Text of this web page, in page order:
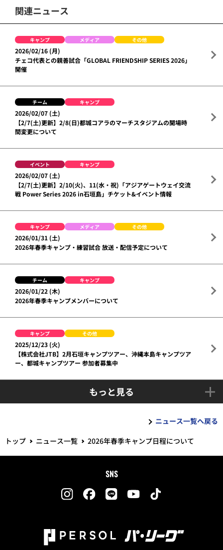
関連ニュース
キャンプ メディア その他
2026/02/16 (月)
チェコ代表との親善試合「GLOBAL FRIENDSHIP SERIES 2026」
開催
チーム キャンプ
2026/02/07 (土)
【2/7(土)更新】2/8(日)都城コアラのマーチスタジアムの開場時
間変更について
イベント キャンプ
2026/02/07 (土)
【2/7(土)更新】2/10(火)、11(水・祝)「アジアゲートウェイ交流
戦 Power Series 2026 in石垣島」チケット&イベント情報
キャンプ メディア その他
2026/01/31 (土)
2026年春季キャンプ・練習試合 放送・配信予定について
チーム キャンプ
2026/01/22 (木)
2026年春季キャンプメンバーについて
キャンプ その他
2025/12/23 (火)
【株式会社JTB】2月石垣キャンプツアー、沖縄本島キャンプツア
ー、都城キャンプツアー 参加者募集中
もっと見る
ニュース一覧へ戻る
トップ
ニュース一覧 2026年春季キャンプ日程について
SNS